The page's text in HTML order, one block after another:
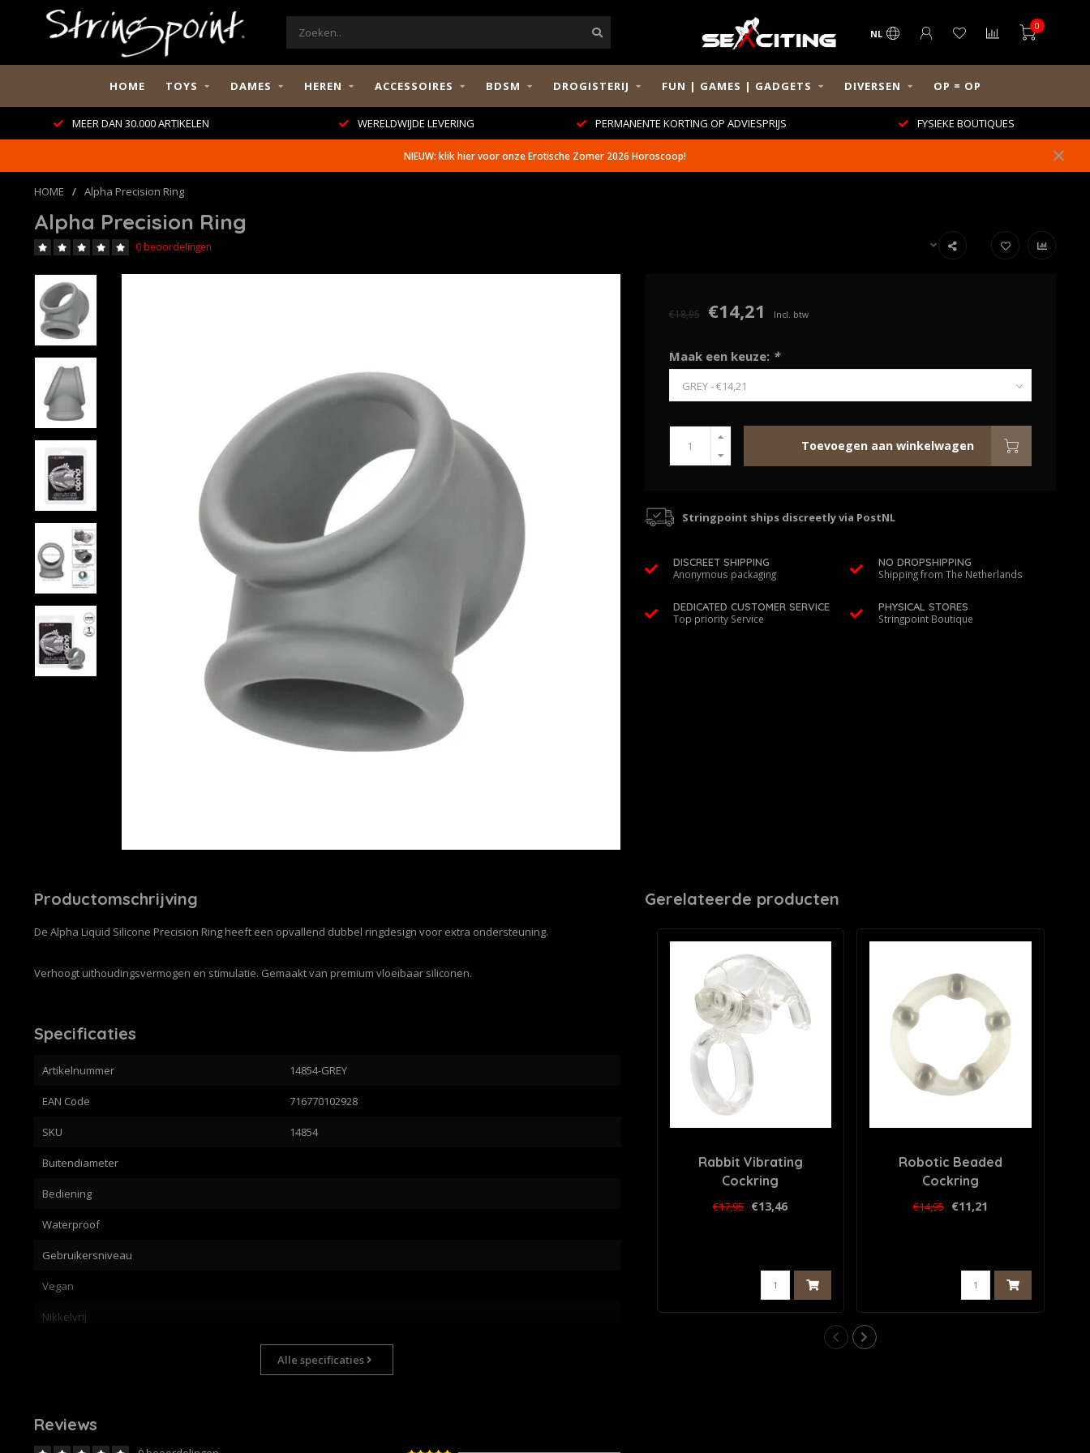
NL
0
HOME TOYS DAMES HEREN ACCESSOIRES BDSM DROGISTERIJ FUN | GAMES | GADGETS DIVERSEN OP = OP
MEER DAN 30.000 ARTIKELEN WERELDWIJDE LEVERING PERMANENTE KORTING OP ADVIESPRIJS FYSIEKE BOUTIQUES
NIEUW: klik hier voor onze Erotische Zomer 2026 Horoscoop!
HOME / Alpha Precision Ring
Alpha Precision Ring
0 beoordelingen
€18,95 €14,21 Incl. btw
Maak een keuze: *
Toevoegen aan winkelwagen
Stringpoint ships discreetly via PostNL
DISCREET SHIPPING
Anonymous packaging
NO DROPSHIPPING
Shipping from The Netherlands
DEDICATED CUSTOMER SERVICE
Top priority Service
PHYSICAL STORES
Stringpoint Boutique
Productomschrijving
De Alpha Liquid Silicone Precision Ring heeft een opvallend dubbel ringdesign voor extra ondersteuning.
Verhoogt uithoudingsvermogen en stimulatie. Gemaakt van premium vloeibaar siliconen.
Specificaties
Artikelnummer 14854-GREY
EAN Code 716770102928
SKU 14854
Buitendiameter
Bediening
Waterproof
Gebruikersniveau
Vegan
Nikkelvrij
Alle specificaties
Reviews
Gerelateerde producten
Rabbit Vibrating
Cockring
€17,95 €13,46
Robotic Beaded
Cockring
€14,95 €11,21